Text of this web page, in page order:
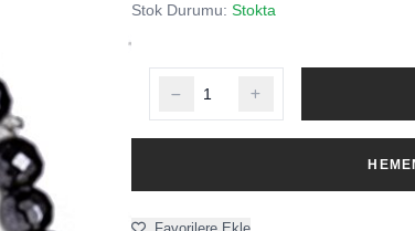
Stok Durumu: Stokta